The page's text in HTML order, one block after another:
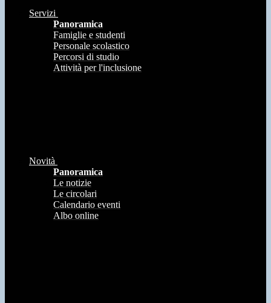
Servizi
Panoramica
Famiglie e studenti
Personale scolastico
Percorsi di studio
Attività per l'inclusione
Novità
Panoramica
Le notizie
Le circolari
Calendario eventi
Albo online